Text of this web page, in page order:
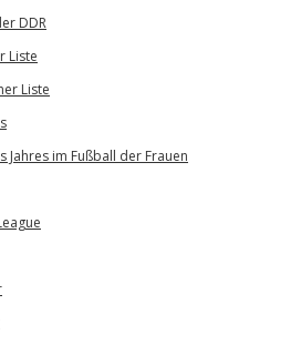
DDR
Liste
Liste
Jahres im Fußball der Frauen